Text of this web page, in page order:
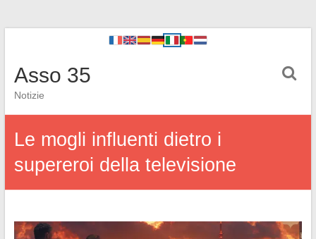
Asso 35
Notizie
Le mogli influenti dietro i
supereroi della televisione